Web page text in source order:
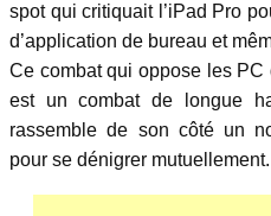
spot qui critiquait l’iPad Pro
d’application de bureau et
Ce combat qui oppose les PC
est un combat de longue
rassemble de son côté un
pour se dénigrer mutuellement.